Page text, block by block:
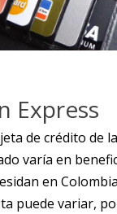
Express
de crédito de
varía en
en
puede variar,